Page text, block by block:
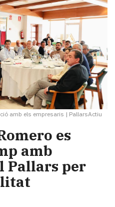
amb els empresaris | PallarsActiu
es
amb
Pallars per